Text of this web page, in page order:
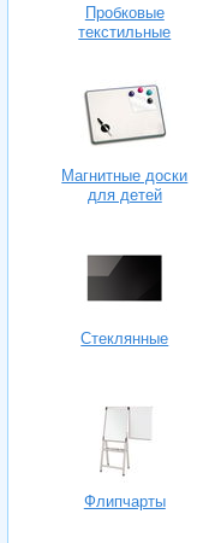
Пробковые
текстильные
Магнитные доски
для детей
Стеклянные
Флипчарты